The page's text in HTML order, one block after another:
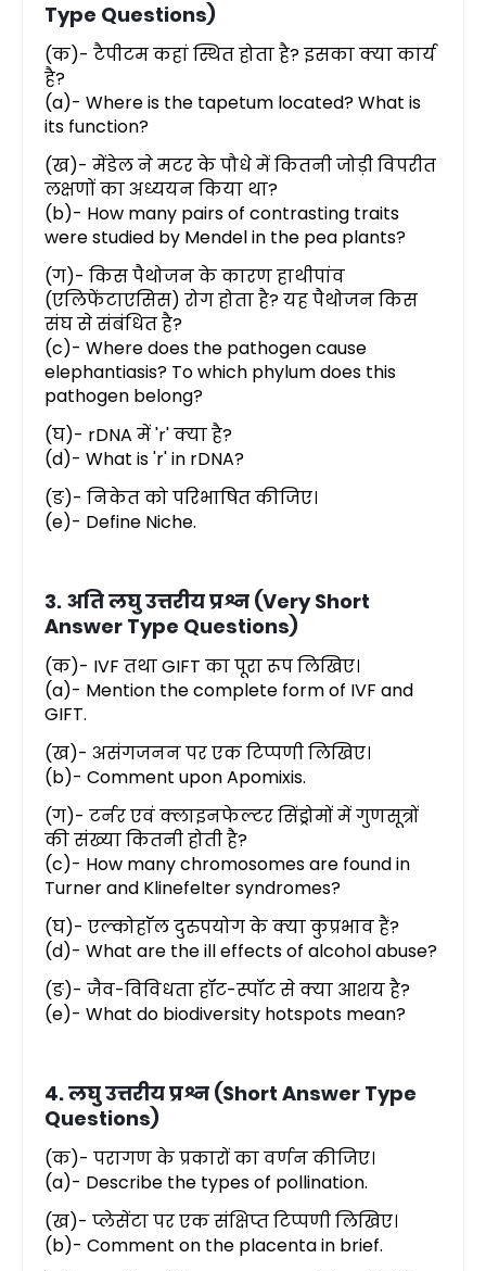
Type Questions)
(क)- टैपीटम कहां स्थित होता है? इसका क्या कार्य
है?
(a)- Where is the tapetum located? What is
its function?
(ख)- मेंडेल ने मटर के पौधे में कितनी जोड़ी विपरीत
लक्षणों का अध्ययन किया था?
(b)- How many pairs of contrasting traits
were studied by Mendel in the pea plants?
(ग)- किस पैथोजन के कारण हाथीपांव
(एलिफेंटाएसिस) रोग होता है? यह पैथोजन किस
संघ से संबंधित है?
(c)- Where does the pathogen cause
elephantiasis? To which phylum does this
pathogen belong?
(घ)- rDNA में 'r' क्या है?
(d)- What is 'r' in rDNA?
(ङ)- निकेत को परिभाषित कीजिए।
(e)- Define Niche.
3. अति लघु उत्तरीय प्रश्न (Very Short
Answer Type Questions)
(क)- IVF तथा GIFT का पूरा रूप लिखिए।
(a)- Mention the complete form of IVF and
GIFT.
(ख)- असंगजनन पर एक टिप्पणी लिखिए।
(b)- Comment upon Apomixis.
(ग)- टर्नर एवं क्लाइनफेल्टर सिंड्रोमों में गुणसूत्रों
की संख्या कितनी होती है?
(c)- How many chromosomes are found in
Turner and Klinefelter syndromes?
(घ)- एल्कोहाॅल दुरुपयोग के क्या कुप्रभाव हैं?
(d)- What are the ill effects of alcohol abuse?
(ङ)- जैव-विविधता हॉट-स्पॉट से क्या आशय है?
(e)- What do biodiversity hotspots mean?
4. लघु उत्तरीय प्रश्न (Short Answer Type
Questions)
(क)- परागण के प्रकारों का वर्णन कीजिए।
(a)- Describe the types of pollination.
(ख)- प्लेसेंटा पर एक संक्षिप्त टिप्पणी लिखिए।
(b)- Comment on the placenta in brief.